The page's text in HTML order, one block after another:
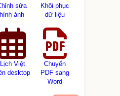
sửa
hình ảnh
Khôi phục
dữ liệu
Lịch Việt
desktop
Chuyển
PDF sang
Word